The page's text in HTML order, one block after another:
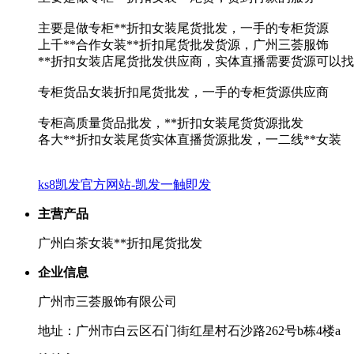
主要是做专柜**折扣女装尾货批发，一手的专柜货源
上千**合作女装**折扣尾货批发货源，广州三荟服饰
**折扣女装店尾货批发供应商，实体直播需要货源可以
专柜货品女装折扣尾货批发，一手的专柜货源供应商
专柜高质量货品批发，**折扣女装尾货货源批发
各大**折扣女装尾货实体直播货源批发，一二线**女装
ks8凯发官方网站-凯发一触即发
主营产品
广州白茶女装**折扣尾货批发
企业信息
广州市三荟服饰有限公司
地址：广州市白云区石门街红星村石沙路262号b栋4楼a